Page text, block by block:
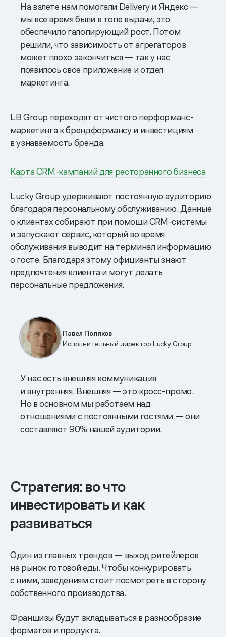
На взлете нам помогали Delivery и Яндекс —
мы все время были в топе выдачи, это
обеспечило галопирующий рост. Потом
решили, что зависимость от агрегаторов
может плохо закончиться — так у нас
появилось свое приложение и отдел
маркетинга.
LB Group переходят от чистого перформанс-
маркетинга к брендформансу и инвестициям
в узнаваемость бренда.
Карта CRM-кампаний для ресторанного бизнеса
Lucky Group удерживают постоянную аудиторию
благодаря персональному обслуживанию. Данные
о клиентах собирают при помощи CRM-системы
и запускают сервис, который во время
обслуживания выводит на терминал информацию
о госте. Благодаря этому официанты знают
предпочтения клиента и могут делать
персональные предложения.
Павел Поляков
Исполнительный директор Lucky Group
У нас есть внешняя коммуникация
и внутренняя. Внешняя — это кросс-промо.
Но в основном мы работаем над
отношениями с постоянными гостями — они
составляют 90% нашей аудитории.
Стратегия: во что
инвестировать и как
развиваться
Один из главных трендов — выход ритейлеров
на рынок готовой еды. Чтобы конкурировать
с ними, заведениям стоит посмотреть в сторону
собственного производства.
Франшизы будут вкладываться в разнообразие
форматов и продукта.